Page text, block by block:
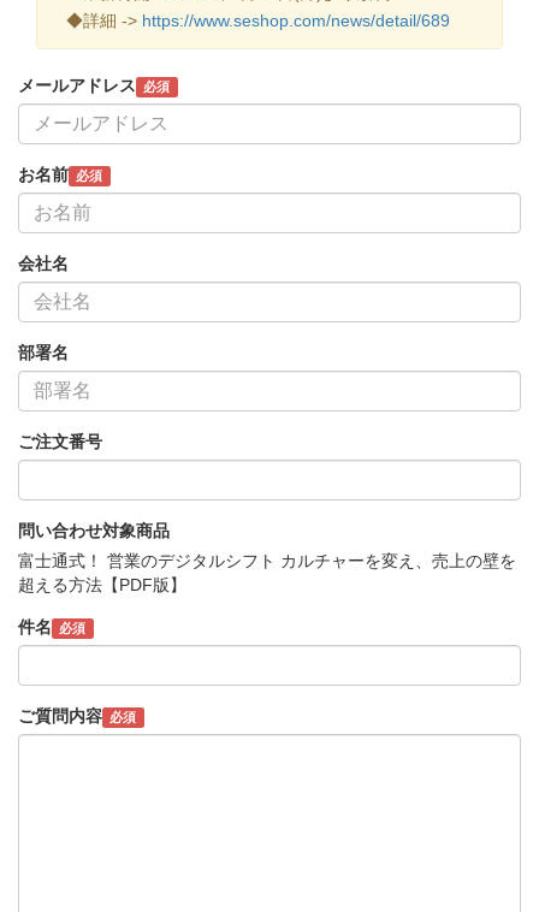
◆詳細 -> https://www.seshop.com/news/detail/689
メールアドレス 必須
お名前 必須
会社名
部署名
ご注文番号
問い合わせ対象商品
富士通式！ 営業のデジタルシフト カルチャーを変え、売上の壁を
超える方法【PDF版】
件名 必須
ご質問内容 必須